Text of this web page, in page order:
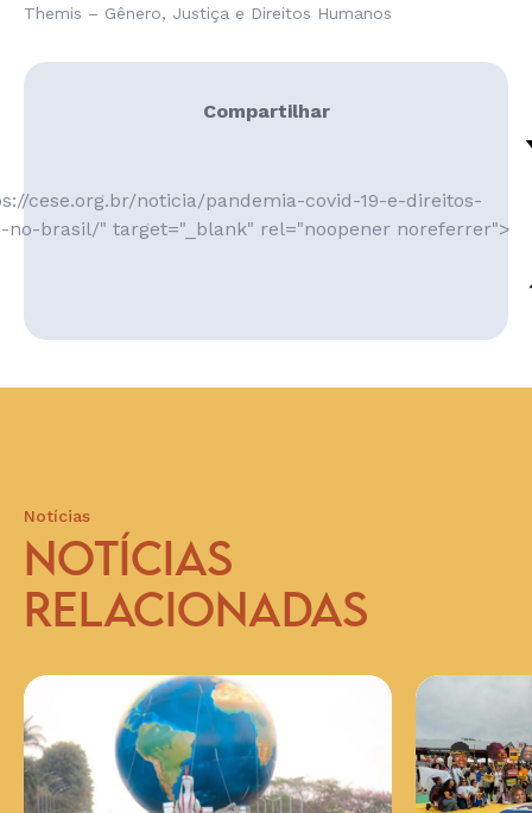
Themis – Gênero, Justiça e Direitos Humanos
Compartilhar
cese.org.br/noticia/pandemia-covid-19-e-direitos-
no-brasil/" target="_blank" rel="noopener noreferrer">
Notícias
NOTÍCIAS
RELACIONADAS